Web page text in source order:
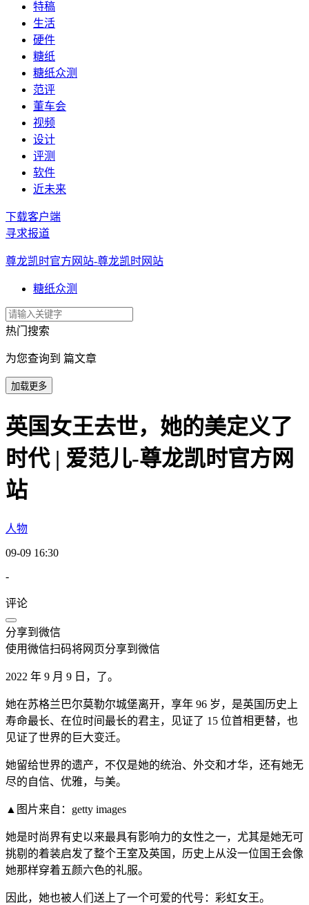
特稿
生活
硬件
糖纸
糖纸众测
范评
董车会
视频
设计
评测
软件
近未来
下载客户端
寻求报道
尊龙凯时官方网站-尊龙凯时网站
糖纸众测
热门搜索
为您查询到 篇文章
加载更多
英国女王去世，她的美定义了
时代 | 爱范儿-尊龙凯时官方网
站
人物
09-09 16:30
-
评论
分享到微信
使用微信扫码将网页分享到微信
2022 年 9 月 9 日，了。
她在苏格兰巴尔莫勒尔城堡离开，享年 96 岁，是英国历史上
寿命最长、在位时间最长的君主，见证了 15 位首相更替，也
见证了世界的巨大变迁。
她留给世界的遗产，不仅是她的统治、外交和才华，还有她无
尽的自信、优雅，与美。
▲图片来自：getty images
她是时尚界有史以来最具有影响力的女性之一，尤其是她无可
挑剔的着装启发了整个王室及英国，历史上从没一位国王会像
她那样穿着五颜六色的礼服。
因此，她也被人们送上了一个可爱的代号：彩虹女王。